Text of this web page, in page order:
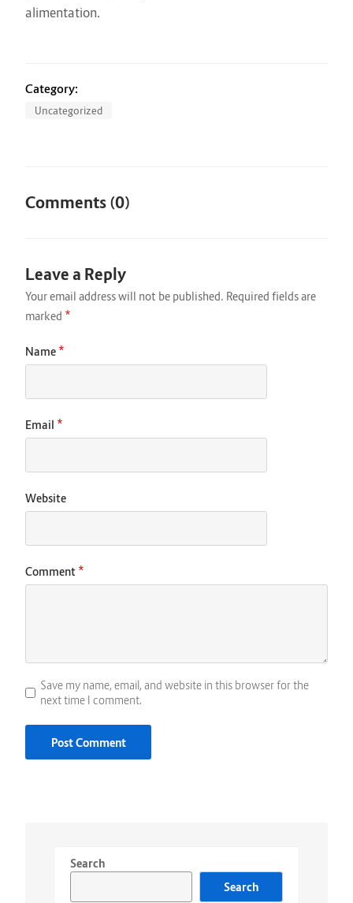
alimentation.
Category:
Uncategorized
Comments (0)
Leave a Reply
Your email address will not be published. Required fields are
marked *
Comment *
Name *
Email *
Website
Save my name, email, and website in this browser for the
next time I comment.
Search
Search